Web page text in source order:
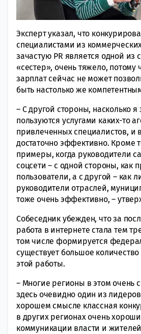
Эксперт указал, что
специалистами из коммерческих
зачастую PR является одной
«сестер», очень тяжело, потому
зарплат сейчас не может
быть настолько же
– С другой стороны, насколько
пользуются услугами каких-то
привлеченных специалистов, и
достаточно эффективно. Кроме
примеры, когда руководители
соцсети – с одной стороны, как
пользователи, а с другой – как
руководители отраслей,
тоже очень эффективно, –
Собеседник убежден, что за
работа в интернете стала тем
том числе формируется
существует большое
этой работы.
– Многие регионы в этом очень
здесь очевидно один из
хорошем смысле классная
в других регионах очень
коммуникации власти и